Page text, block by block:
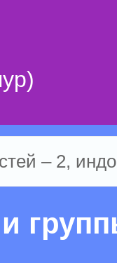
– 2,